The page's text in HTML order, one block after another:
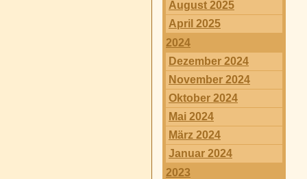
August 2025
April 2025
2024
Dezember 2024
November 2024
Oktober 2024
Mai 2024
März 2024
Januar 2024
2023